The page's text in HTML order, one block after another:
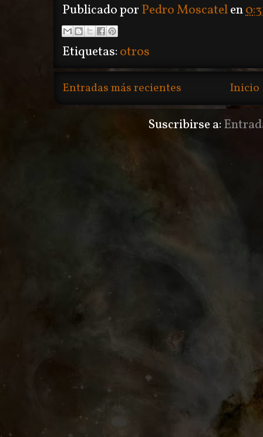
Publicado porPedro Moscatelen
Etiquetas:otros
Entradas más recientes Inicio
Suscribirse a: